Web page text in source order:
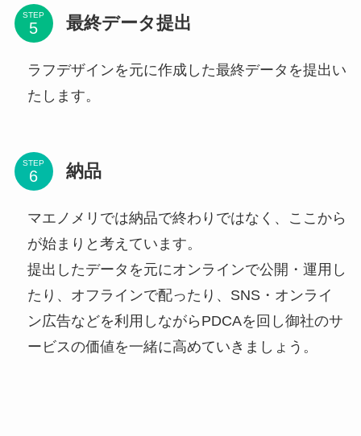
STEP 最終データ提出
ラフデザインを元に作成した最終データを提出い
たします。
STEP 納品
マエノメリでは納品で終わりではなく、ここから
が始まりと考えています。
提出したデータを元にオンラインで公開・運用し
たり、オフラインで配ったり、SNS・オンライ
ン広告などを利用しながらPDCAを回し御社のサ
ービスの価値を一緒に高めていきましょう。